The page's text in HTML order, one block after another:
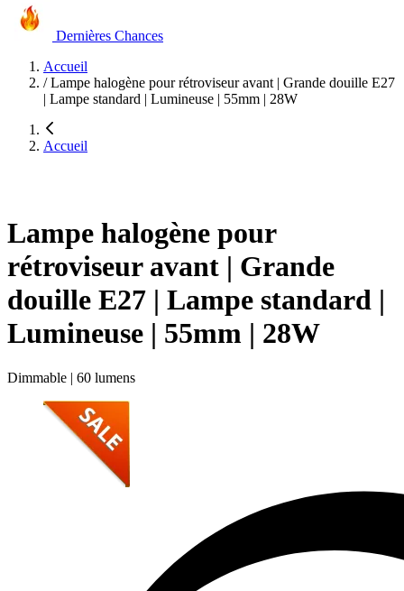
Dernières Chances
Accueil
/ Lampe halogène pour rétroviseur avant | Grande douille E27
| Lampe standard | Lumineuse | 55mm | 28W
Accueil
Lampe halogène pour
rétroviseur avant | Grande
douille E27 | Lampe standard |
Lumineuse | 55mm | 28W
Dimmable | 60 lumens